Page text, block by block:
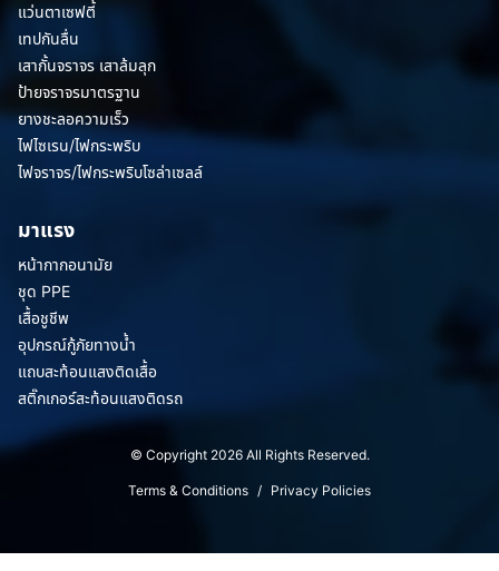
แว่นตาเซฟตี้
เทปกันลื่น
เสากั้นจราจร เสาล้มลุก
ป้ายจราจรมาตรฐาน
ยางชะลอความเร็ว
ไฟไซเรน/ไฟกระพริบ
ไฟจราจร/ไฟกระพริบโซล่าเซลล์
มาแรง
หน้ากากอนามัย
ชุด PPE
เสื้อชูชีพ
อุปกรณ์กู้ภัยทางน้ำ
แถบสะท้อนแสงติดเสื้อ
สติ๊กเกอร์สะท้อนแสงติดรถ
© Copyright 2026 All Rights Reserved.
Terms & Conditions / Privacy Policies